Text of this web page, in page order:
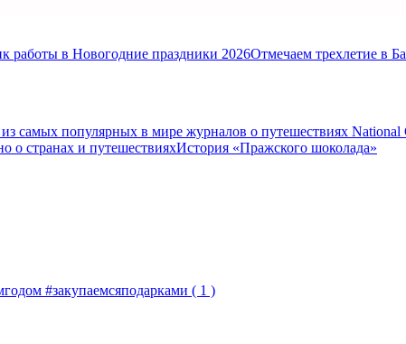
работы в Новогодние праздники 2026Отмечаем трехлетие в
самых популярных в мире журналов о путешествиях National
о странах и путешествияхИстория «Пражского шоколада»
#закупаемсяподарками ( 1 )